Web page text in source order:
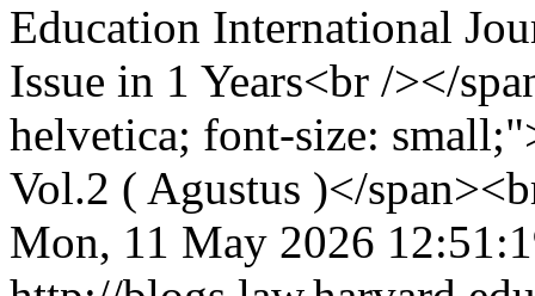
Education International
Issue in 1 Years<br /></
helvetica; font-size:
Vol.2 ( Agustus )</
Mon, 11 May 2026